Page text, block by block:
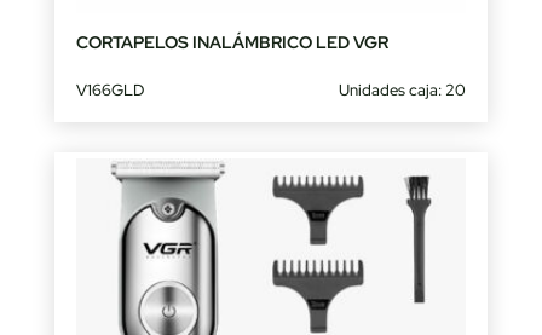
CORTAPELOS INALÁMBRICO LED VGR
V166GLD Unidades caja: 20